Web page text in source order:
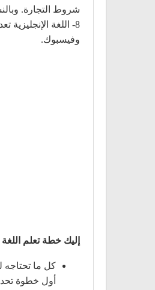
شروط التجارة.
8- اللغة
وفيسبوك.
إليك خطة تعلم
كل ما تحتاجه
أول خطوة